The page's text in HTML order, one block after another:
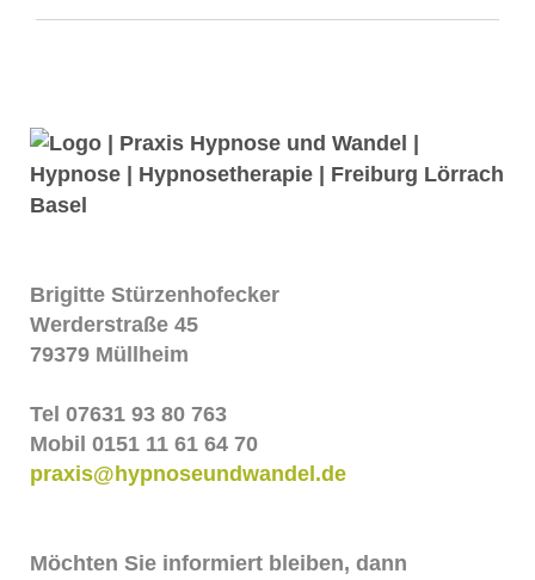
Brigitte Stürzenhofecker
Werderstraße 45
79379 Müllheim
Tel 07631 93 80 763
Mobil 0151 11 61 64 70
praxis@hypnoseundwandel.de
Möchten Sie informiert bleiben, dann